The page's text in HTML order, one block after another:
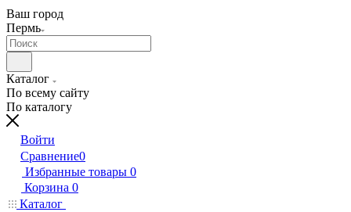
Ваш город
Пермь
Каталог
По всему сайту
По каталогу
Войти
Сравнение0
Избранные товары 0
Корзина 0
Каталог